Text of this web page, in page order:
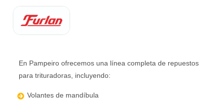
En Pampeiro ofrecemos una línea completa de repuestos
para trituradoras, incluyendo:
Volantes de mandíbula